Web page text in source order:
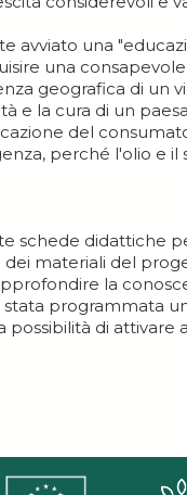
avviato una
una
geografica di un
e la cura di un
del
perché l'olio e il
schede didattiche
materiali del
la
programmata
possibilità di attivare